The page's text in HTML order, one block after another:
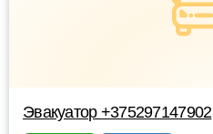
Эвакуатор +375297147902